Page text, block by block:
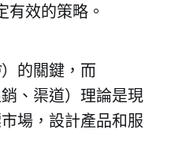
效的策略。
的關鍵，而
、渠道）理論是現
場，設計產品和服